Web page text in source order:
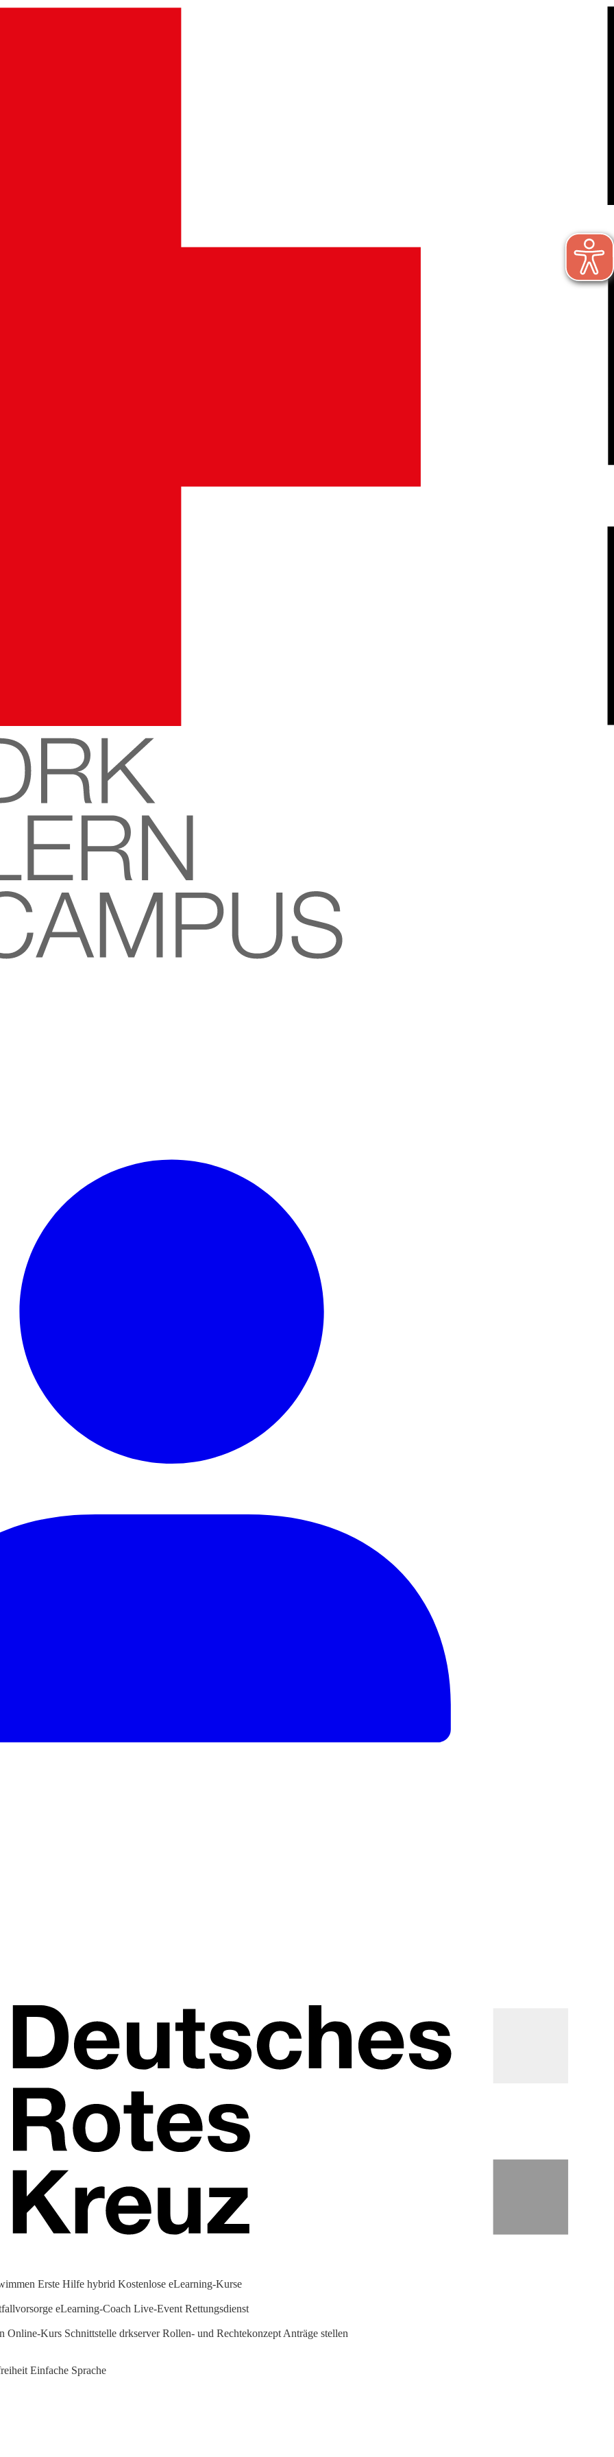
Erste Hilfe hybrid Kostenlose eLearning-Kurse
eLearning-Coach Live-Event Rettungsdienst
Online-Kurs Schnittstelle drkserver Rollen- und Rechtekonzept Anträge stellen
Einfache Sprache